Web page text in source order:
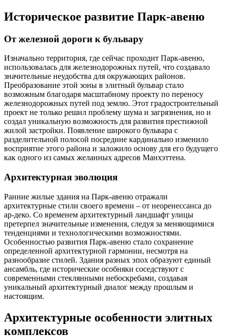
Историческое развитие Парк-авеню
От железной дороги к бульвару
Изначально территория, где сейчас проходит Парк-авеню,
использовалась для железнодорожных путей, что создавало
значительные неудобства для окружающих районов.
Преобразование этой зоны в элитный бульвар стало
возможным благодаря масштабному проекту по переносу
железнодорожных путей под землю. Этот градостроительный
проект не только решил проблему шума и загрязнения, но и
создал уникальную возможность для развития престижной
жилой застройки. Появление широкого бульвара с
разделительной полосой посредине кардинально изменило
восприятие этого района и заложило основу для его будущего
как одного из самых желанных адресов Манхэттена.
Архитектурная эволюция
Ранние жилые здания на Парк-авеню отражали
архитектурные стили своего времени – от неоренессанса до
ар-деко. Со временем архитектурный ландшафт улицы
претерпел значительные изменения, следуя за меняющимися
тенденциями и технологическими возможностями.
Особенностью развития Парк-авеню стало сохранение
определенной архитектурной гармонии, несмотря на
разнообразие стилей. Здания разных эпох образуют единый
ансамбль, где исторические особняки соседствуют с
современными стеклянными небоскребами, создавая
уникальный архитектурный диалог между прошлым и
настоящим.
Архитектурные особенности элитных
комплексов